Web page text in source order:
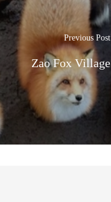
Previous Post
Zao Fox Village